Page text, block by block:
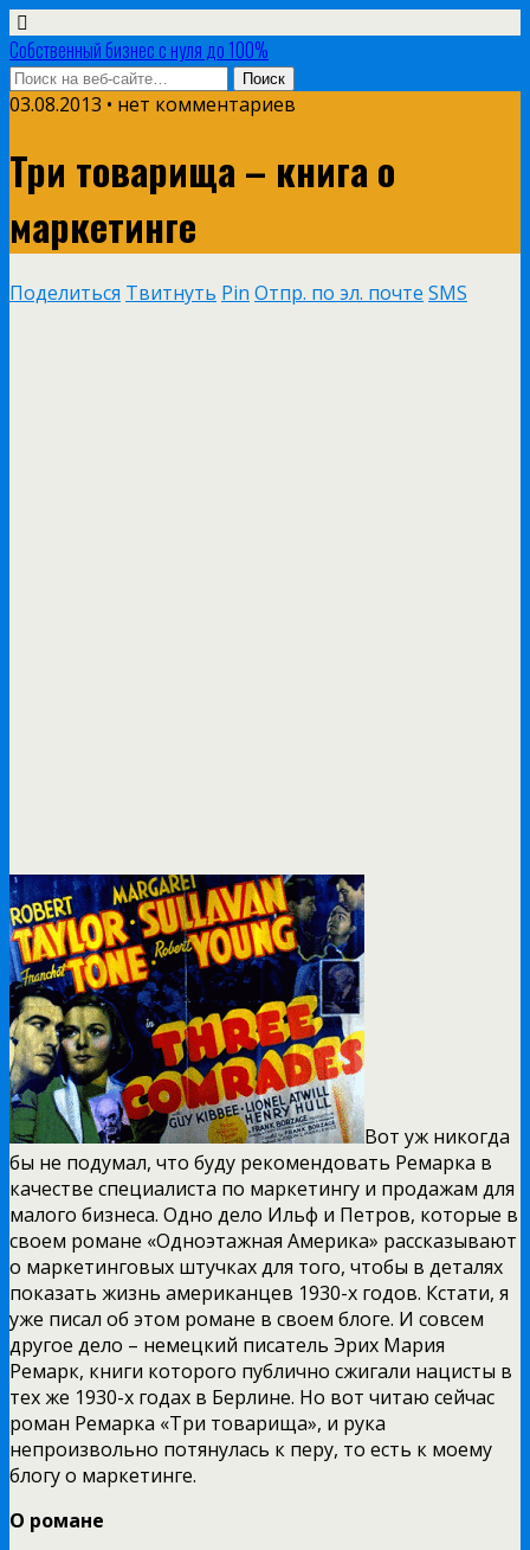
Собственный бизнес с нуля до 100%
03.08.2013 • нет комментариев
Три товарища – книга о
маркетинге
Поделиться Твитнуть Pin Отпр. по эл. почте SMS
Вот уж никогда
бы не подумал, что буду рекомендовать Ремарка в
качестве специалиста по маркетингу и продажам для
малого бизнеса. Одно дело Ильф и Петров, которые в
своем романе «Одноэтажная Америка» рассказывают
о маркетинговых штучках для того, чтобы в деталях
показать жизнь американцев 1930-х годов. Кстати, я
уже писал об этом романе в своем блоге. И совсем
другое дело – немецкий писатель Эрих Мария
Ремарк, книги которого публично сжигали нацисты в
тех же 1930-х годах в Берлине. Но вот читаю сейчас
роман Ремарка «Три товарища», и рука
непроизвольно потянулась к перу, то есть к моему
блогу о маркетинге.
О романе